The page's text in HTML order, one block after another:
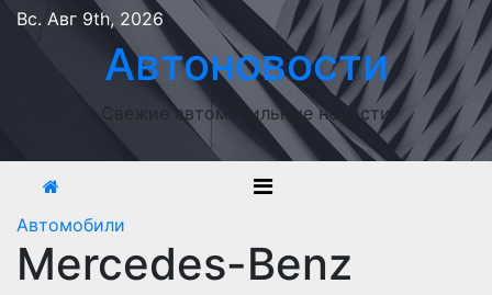
Перейти
содержимому
Вс. Авг 9th, 2026
Автоновости
Свежие автомобильные новости
Автомобили
Mercedes-Benz